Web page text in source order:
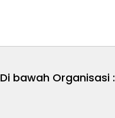
Di bawah Organisasi :